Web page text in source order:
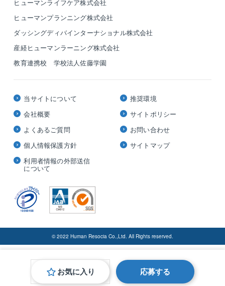
お気に入り 応募する
ヒューマンライフケア株式会社
ヒューマンプランニング株式会社
ダッシングディバインターナショナル株式会社
産経ヒューマンラーニング株式会社
教育連携校 学校法人佐藤学園
当サイトについて
会社概要
よくあるご質問
個人情報保護方針
利用者情報の外部送信
について
推奨環境
サイトポリシー
お問い合わせ
サイトマップ
© 2022 Human Resocia Co.,Ltd. All Rights reserved.